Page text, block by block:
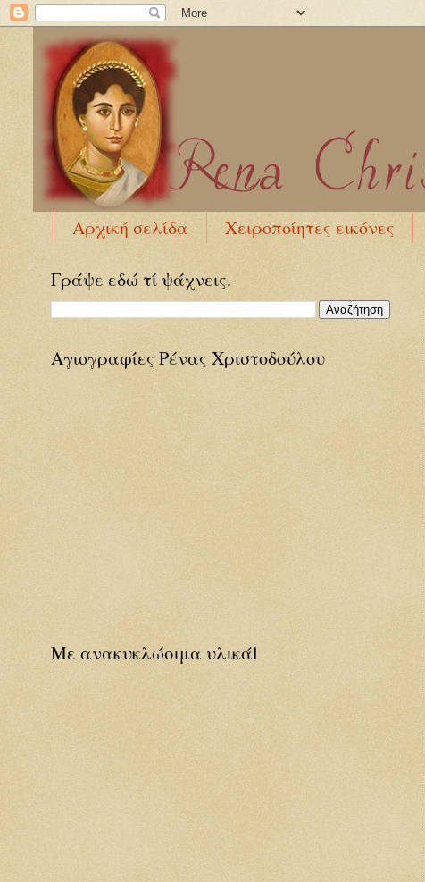
Αρχική σελίδα Χειροποίητες εικόνες
Γράψε εδώ τί ψάχνεις.
Αγιογραφίες Ρένας Χριστοδούλου
Με ανακυκλώσιμα υλικάl